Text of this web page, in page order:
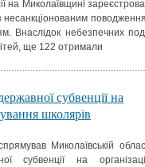
на Миколаївщині
несанкціонованим
Внаслідок небезпечних
ще 122 отримали
субвенції на
школярів
Миколаївській
субвенції на